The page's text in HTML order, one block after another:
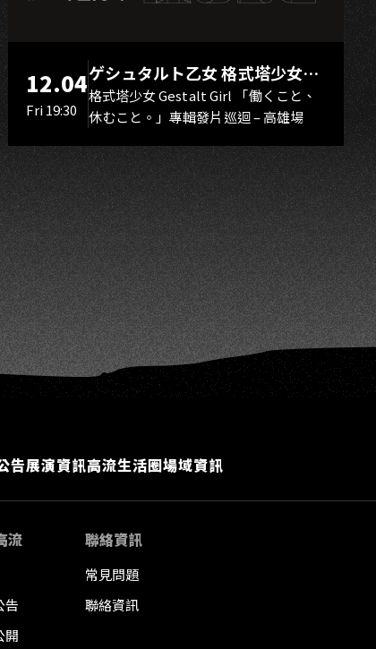
12.04
Fri 19:30
ゲシュタルト乙女 格式塔少女
Gestalt Girl
格式塔少女 Gestalt Girl 「働くこと、
休むこと。」專輯發片巡迴 – 高雄場
告展演資訊高流生活圈場域資訊
流
告
開
聯絡資訊
常見問題
聯絡資訊